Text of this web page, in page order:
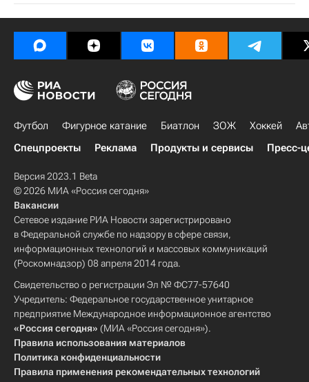
Футбол Фигурное катание Биатлон ЗОЖ Хоккей
Спецпроекты
Реклама Продукты и сервисы Пресс-
Версия 2023.1 Beta
© 2026 МИА «Россия сегодня»
Вакансии
Сетевое издание РИА Новости зарегистрировано
в Федеральной службе по надзору в сфере связи,
информационных технологий и массовых коммуникаций
(Роскомнадзор) 08 апреля 2014 года.
Свидетельство о регистрации Эл № ФС77-57640
Учредитель: Федеральное государственное унитарное
предприятие Международное информационное агентство
«Россия сегодня» (МИА «Россия сегодня»).
Правила использования материалов
Политика конфиденциальности
Правила применения рекомендательных технологий